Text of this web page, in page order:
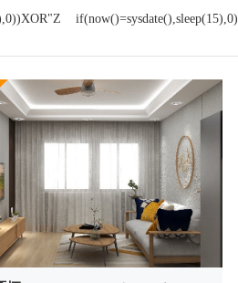
if(now()=sysdate(),sleep(15),0)